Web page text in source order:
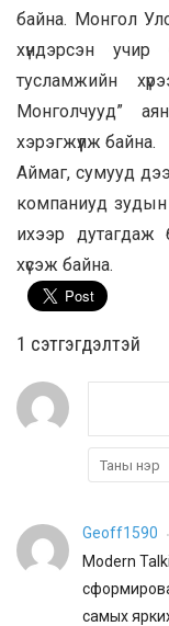
байна. Монгол
хүндэрсэн
тусламжийн
Монголчууд”
хэрэгжүүлж байна.
Аймаг, сумууд
компаниуд
ихээр дутагдаж
хүсэж байна.
1 сэтгэгдэлтэй
Geoff1590 •
Modern
самых